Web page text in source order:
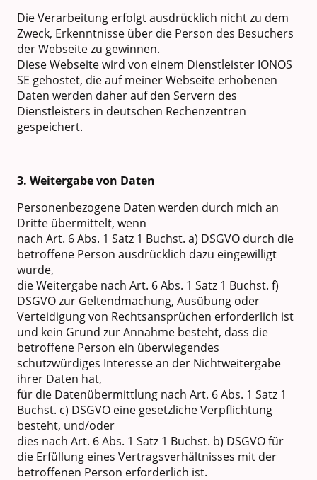
Die Verarbeitung erfolgt ausdrücklich nicht zu dem
Zweck, Erkenntnisse über die Person des Besuchers
der Webseite zu gewinnen.
Diese Webseite wird von einem Dienstleister IONOS
SE gehostet, die auf meiner Webseite erhobenen
Daten werden daher auf den Servern des
Dienstleisters in deutschen Rechenzentren
gespeichert.
3. Weitergabe von Daten
Personenbezogene Daten werden durch mich an
Dritte übermittelt, wenn
nach Art. 6 Abs. 1 Satz 1 Buchst. a) DSGVO durch die
betroffene Person ausdrücklich dazu eingewilligt
wurde,
die Weitergabe nach Art. 6 Abs. 1 Satz 1 Buchst. f)
DSGVO zur Geltendmachung, Ausübung oder
Verteidigung von Rechtsansprüchen erforderlich ist
und kein Grund zur Annahme besteht, dass die
betroffene Person ein überwiegendes
schutzwürdiges Interesse an der Nichtweitergabe
ihrer Daten hat,
für die Datenübermittlung nach Art. 6 Abs. 1 Satz 1
Buchst. c) DSGVO eine gesetzliche Verpflichtung
besteht, und/oder
dies nach Art. 6 Abs. 1 Satz 1 Buchst. b) DSGVO für
die Erfüllung eines Vertragsverhältnisses mit der
betroffenen Person erforderlich ist.